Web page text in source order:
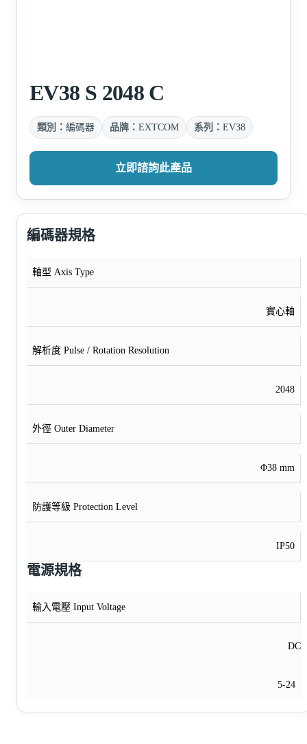
EV38 S 2048 C
類別： 編碼器 品牌： EXTCOM 系列： EV38
立即諮詢此產品
編碼器規格
軸型 Axis Type
實心軸
解析度 Pulse / Rotation Resolution
2048
外徑 Outer Diameter
Φ38 mm
防護等級 Protection Level
IP50
電源規格
輸入電壓 Input Voltage
DC
5-24